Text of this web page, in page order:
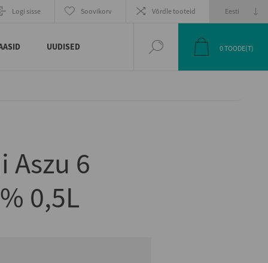
Logi sisse Soovikorv Võrdle tooteid
UUDISED 0TOODE(T)
EELMINEJÄRGMINE
Aszu 6
0,5L